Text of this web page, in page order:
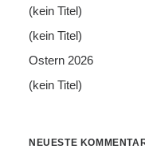
(kein Titel)
(kein Titel)
Ostern 2026
(kein Titel)
NEUESTE